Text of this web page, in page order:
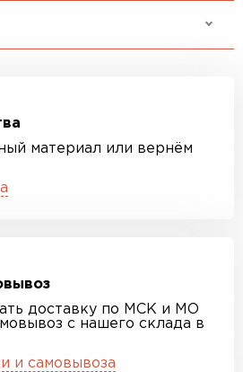
материал или вернём
доставку по МСК и МО
с нашего склада в
и самовывоза